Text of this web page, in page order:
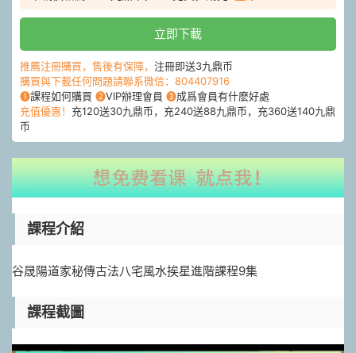
立即下載
推薦注冊購買，售後有保障， 注冊即送3九鼎币
購買與下載任何問題請聯系微信：804407916
❶課程如何購買 ❷VIP辦理會員 ❸成爲會員有什麽好處
充值優惠！ 充120送30九鼎币，充240送88九鼎币，充360送140九鼎
币
課程介紹
谷晟陽道家秘傳古法八宅風水挨星進階課程9集
課程截圖